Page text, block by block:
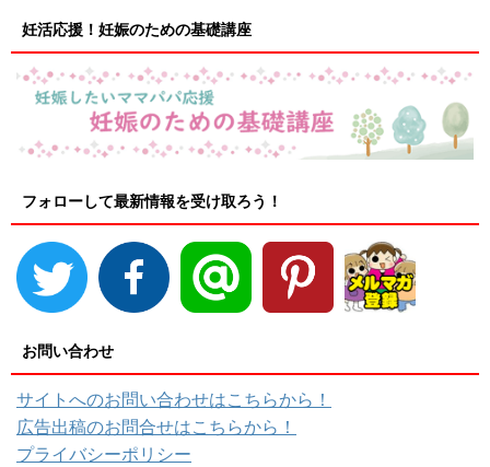
妊活応援！妊娠のための基礎講座
フォローして最新情報を受け取ろう！
お問い合わせ
サイトへのお問い合わせはこちらから！
広告出稿のお問合せはこちらから！
プライバシーポリシー